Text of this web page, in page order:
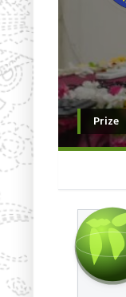
Prize